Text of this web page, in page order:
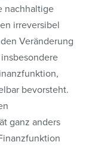
nachhaltige
irreversibel
Veränderung
bevorsteht.
ganz anders